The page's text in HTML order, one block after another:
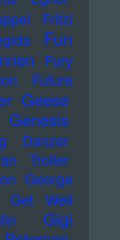
Fritzi
Fun
Fury
Future
Geese
Genesis
Danzer
Troller
George
Get Well
Gigi